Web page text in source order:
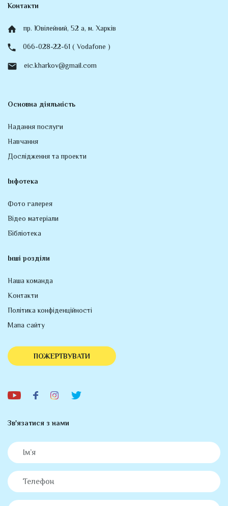
Контакти
пр. Ювілейний, 52 а, м. Харків
066-028-22-61 ( Vodafone )
eic.kharkov@gmail.com
Основна діяльність
Надання послуги
Навчання
Дослідження та проекти
Інфотека
Фото галерея
Відео матеріали
Бібліотека
Інші розділи
Наша команда
Контакти
Політика конфіденційності
Мапа сайту
ПОЖЕРТВУВАТИ
Зв'язатися з нами